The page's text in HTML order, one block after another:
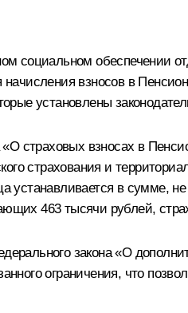
социальном обеспечении
взносов в
установлены
«О страховых взносах в
страхования и
устанавливается в
463 тысячи рублей,
закона «О
ограничения, что